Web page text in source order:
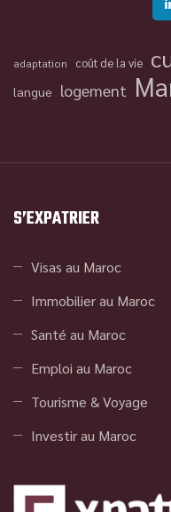
adaptation coût de la vie
langue logement
S’EXPATRIER
Visas au Maroc
Immobilier au Maroc
Santé au Maroc
Emploi au Maroc
Tourisme & Voyage
Investir au Maroc